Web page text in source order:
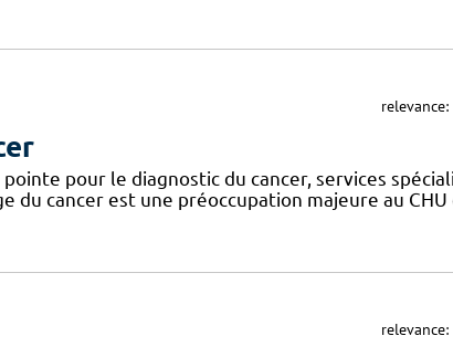
relevance:
pour le diagnostic du cancer, services
du cancer est une préoccupation majeure au CHU
relevance: